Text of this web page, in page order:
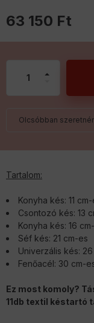
63 150 Ft
Olcsóbban
Tartalom:
Konyha kés: 11
Csontozó kés: 13
Konyha kés: 16
Séf kés: 21 cm-es
Univerzális kés:
Fenőacél: 30 cm-
Ez most komoly?
11db textil késtartó